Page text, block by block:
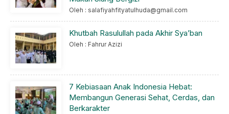
Oleh : salafiyahfityatulhuda@gmail.com
Khutbah Rasulullah pada Akhir Sya’ban
Oleh : Fahrur Azizi
7 Kebiasaan Anak Indonesia Hebat:
Membangun Generasi Sehat, Cerdas, dan
Berkarakter